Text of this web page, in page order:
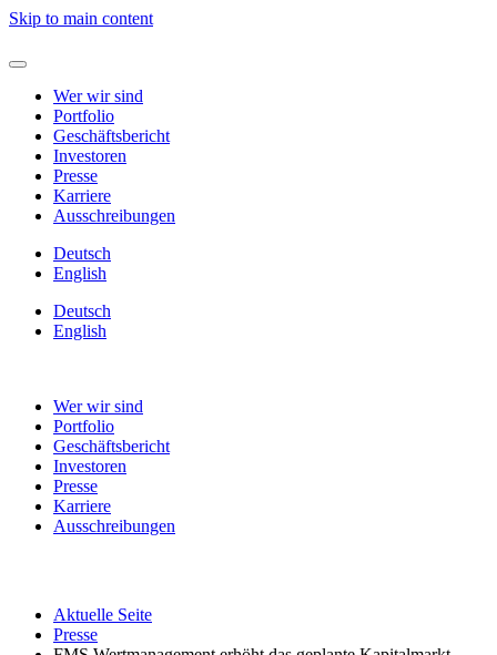
Skip to main content
Wer wir sind
Portfolio
Geschäftsbericht
Investoren
Presse
Karriere
Ausschreibungen
Deutsch
English
Deutsch
English
Wer wir sind
Portfolio
Geschäftsbericht
Investoren
Presse
Karriere
Ausschreibungen
Aktuelle Seite
Presse